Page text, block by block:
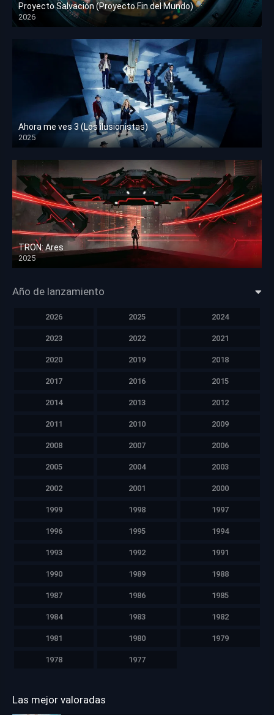
Proyecto Salvación (Proyecto Fin del Mundo)
2026
HD 1080p
Ahora me ves 3 (Los ilusionistas)
2025
HD 1080p
TRON: Ares
2025
HD 1080p
Año de lanzamiento
2026 2025 2024
2023 2022 2021
2020 2019 2018
2017 2016 2015
2014 2013 2012
2011 2010 2009
2008 2007 2006
2005 2004 2003
2002 2001 2000
1999 1998 1997
1996 1995 1994
1993 1992 1991
1990 1989 1988
1987 1986 1985
1984 1983 1982
1981 1980 1979
1978 1977
Las mejor valoradas